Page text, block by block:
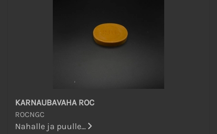
KARNAUBAVAHA ROC
ROCNGC
Nahalle ja puulle...